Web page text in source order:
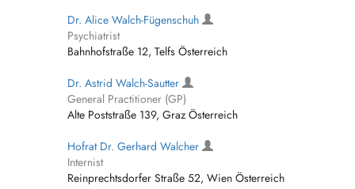
Dr. Alice Walch-Fügenschuh
Psychiatrist
Bahnhofstraße 12, Telfs Österreich
Dr. Astrid Walch-Sautter
General Practitioner (GP)
Alte Poststraße 139, Graz Österreich
Hofrat Dr. Gerhard Walcher
Internist
Reinprechtsdorfer Straße 52, Wien Österreich